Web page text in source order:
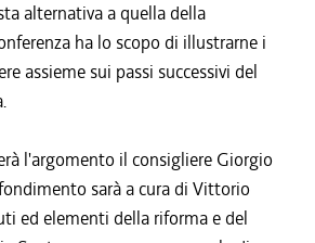
alternativa a quella della
ha lo scopo di illustrarne i
assieme sui passi successivi del
l'argomento il consigliere Giorgio
sarà a cura di Vittorio
ed elementi della riforma e del